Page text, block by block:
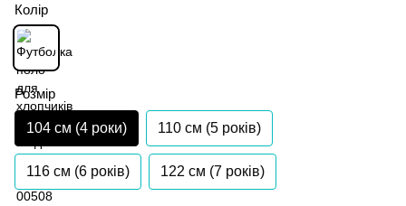
Колір
Розмір
104 см (4 роки) 110 см (5 років)
116 см (6 років) 122 см (7 років)